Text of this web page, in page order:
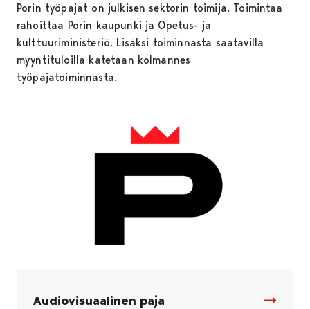
Porin työpajat on julkisen sektorin toimija. Toimintaa
rahoittaa Porin kaupunki ja Opetus- ja
kulttuuriministeriö. Lisäksi toiminnasta saatavilla
myyntituloilla katetaan kolmannes
työpajatoiminnasta.
Audiovisuaalinen paja